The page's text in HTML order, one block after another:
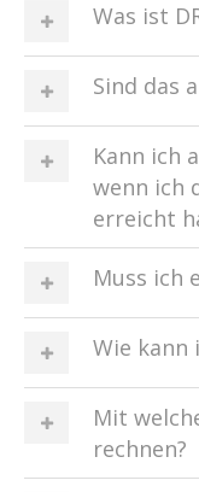
Was ist
Sind das
Kann ich
wenn ich
erreicht
Muss ich
Wie kann
Mit
rechnen?